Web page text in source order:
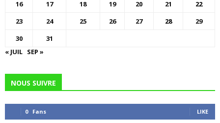
16
17 18 19 20 21
22
23
24 25 26 27 28
29
30
31
« JUIL SEP »
NOUS SUIVRE
0 Fans LIKE